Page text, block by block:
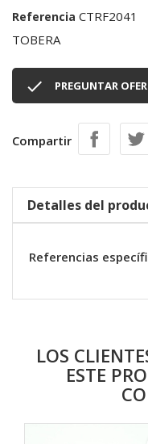
Referencia CTRF2041
TOBERA
 PREGUNTAR
Compartir
Detalles del
Referencias
LOS
ESTE